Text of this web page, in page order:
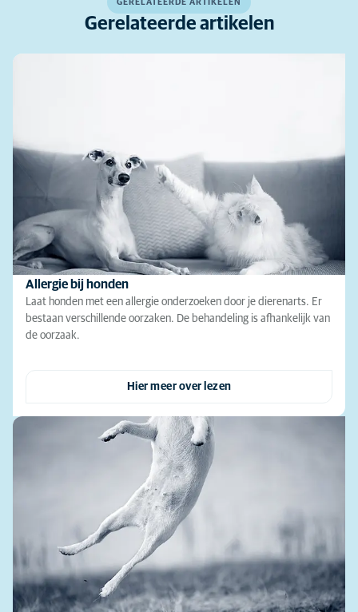
GERELATEERDE ARTIKELEN
Gerelateerde artikelen
Allergie bij honden
Laat honden met een allergie onderzoeken door je dierenarts. Er
bestaan verschillende oorzaken. De behandeling is afhankelijk van
de oorzaak.
Hier meer over lezen